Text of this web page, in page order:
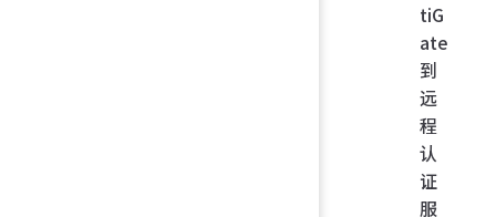
tiG
ate
到
远
程
认
证
服